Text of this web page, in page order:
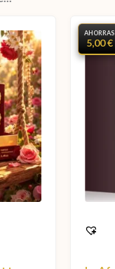
AHORRAS
5,00 €